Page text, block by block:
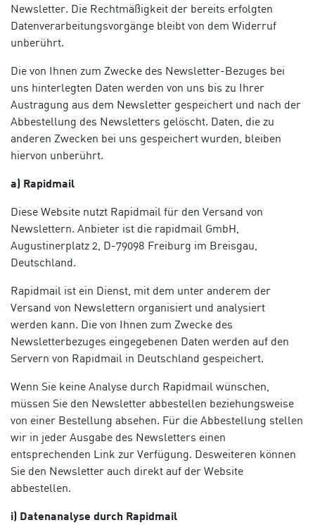
Newsletter. Die Rechtmäßigkeit der bereits erfolgten
Datenverarbeitungsvorgänge bleibt von dem Widerruf
unberührt.
Die von Ihnen zum Zwecke des Newsletter-Bezuges bei
uns hinterlegten Daten werden von uns bis zu Ihrer
Austragung aus dem Newsletter gespeichert und nach der
Abbestellung des Newsletters gelöscht. Daten, die zu
anderen Zwecken bei uns gespeichert wurden, bleiben
hiervon unberührt.
a) Rapidmail
Diese Website nutzt Rapidmail für den Versand von
Newslettern. Anbieter ist die rapidmail GmbH,
Augustinerplatz 2, D-79098 Freiburg im Breisgau,
Deutschland.
Rapidmail ist ein Dienst, mit dem unter anderem der
Versand von Newslettern organisiert und analysiert
werden kann. Die von Ihnen zum Zwecke des
Newsletterbezuges eingegebenen Daten werden auf den
Servern von Rapidmail in Deutschland gespeichert.
Wenn Sie keine Analyse durch Rapidmail wünschen,
müssen Sie den Newsletter abbestellen beziehungsweise
von einer Bestellung absehen. Für die Abbestellung stellen
wir in jeder Ausgabe des Newsletters einen
entsprechenden Link zur Verfügung. Desweiteren können
Sie den Newsletter auch direkt auf der Website
abbestellen.
i) Datenanalyse durch Rapidmail